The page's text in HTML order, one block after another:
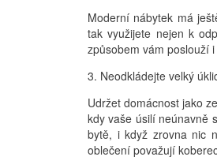
Moderní nábytek má
tak využijete nejen k
způsobem vám poslouží
3. Neodkládejte velký
Udržet domácnost jako
kdy vaše úsilí neúnavně
bytě, i když zrovna nic
oblečení považují